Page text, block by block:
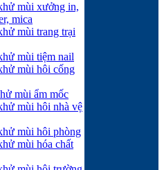
mùi xưởng in,
mica
mùi trang trại
mùi tiệm nail
mùi hôi cống
mùi ẩm mốc
mùi hôi nhà vệ
mùi hôi phòng
mùi hóa chất